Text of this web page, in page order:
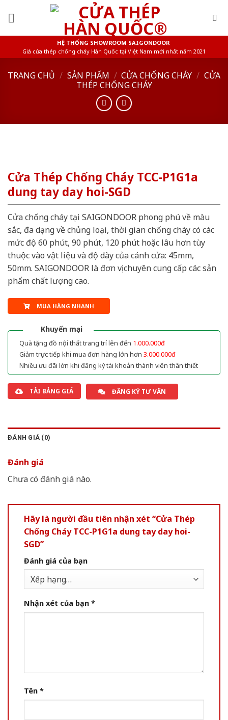
HỆ THỐNG SHOWROOM SAIGONDOOR
Giá cửa thép chống cháy Hàn Quốc tại Việt Nam mới nhất năm 2021
TRANG CHỦ / SẢN PHẨM / CỬA CHỐNG CHÁY / CỬA
THÉP CHỐNG CHÁY
Cửa Thép Chống Cháy TCC-P1G1a
dung tay day hoi-SGD
Cửa chống cháy tại SAIGONDOOR phong phú về màu
sắc, đa dạng về chủng loại, thời gian chống cháy có các
mức độ 60 phút, 90 phút, 120 phút hoặc lâu hơn tùy
thuộc vào vật liệu và độ dày của cánh cửa: 45mm,
50mm. SAIGONDOOR là đơn vị chuyên cung cấp các sản
phẩm chất lượng cao.
MUA HÀNG NHANH
Khuyến mại
Quà tặng đồ nội thất trang trí lên đến 1.000.000đ
Giảm trực tiếp khi mua đơn hàng lớn hơn 3.000.000đ
Nhiều ưu đãi lớn khi đăng ký tài khoản thành viên thân thiết
TẢI BẢNG GIÁ ĐĂNG KÝ TƯ VẤN
ĐÁNH GIÁ (0)
Đánh giá
Chưa có đánh giá nào.
Hãy là người đầu tiên nhận xét “Cửa Thép
Chống Cháy TCC-P1G1a dung tay day hoi-
SGD”
Đánh giá của bạn
Nhận xét của bạn *
Tên *